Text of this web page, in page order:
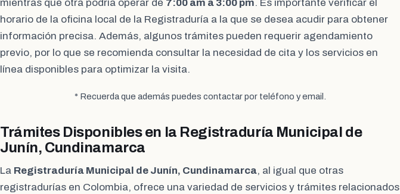
mientras que otra podría operar de 7:00 am a 3:00 pm. Es importante verificar el
horario de la oficina local de la Registraduría a la que se desea acudir para obtener
información precisa. Además, algunos trámites pueden requerir agendamiento
previo, por lo que se recomienda consultar la necesidad de cita y los servicios en
línea disponibles para optimizar la visita.
* Recuerda que además puedes contactar por teléfono y email.
Trámites Disponibles en la Registraduría Municipal de
Junín, Cundinamarca
La Registraduría Municipal de Junín, Cundinamarca, al igual que otras
registradurías en Colombia, ofrece una variedad de servicios y trámites relacionados